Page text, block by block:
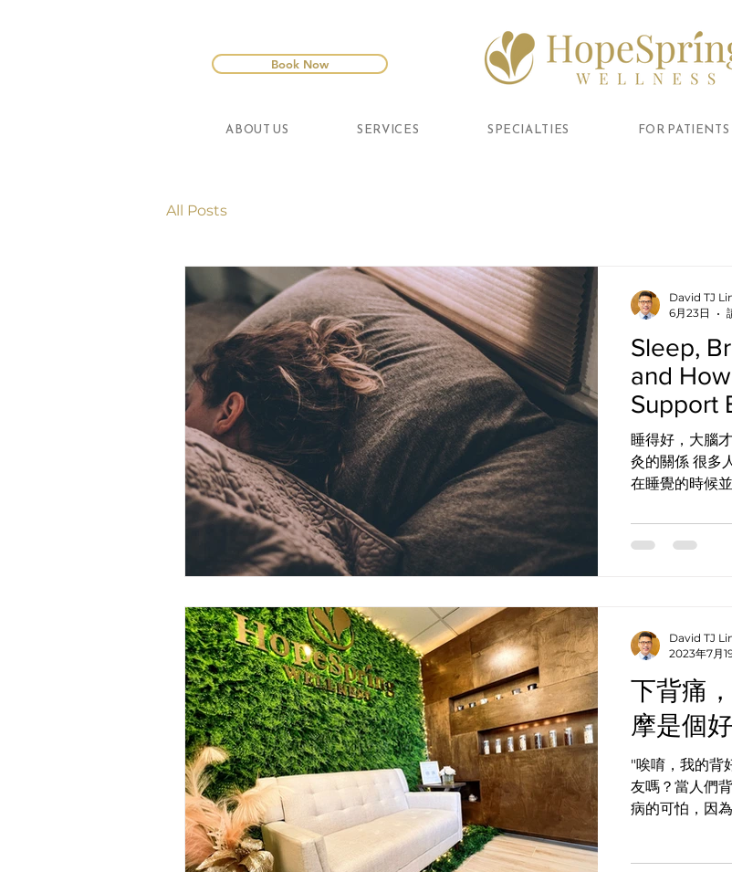
Book Now
ABOUT US SERVICES SPECIALTIES FOR PATIENTS
All Posts
Sleep,
and
Support
睡得好，大腦
灸的關係 很多
在睡覺的時候
幫助清除白天
天比較有精神
和排水系統。
胞之間的液體
的代謝廢物。
層睡眠時，可
老鼠睡覺時，
觀察到，在深
的流動會互相
的睡眠對大腦
David TJ
6月23日
下背痛
摩是個
"唉唷，我的背
友嗎？當人們
病的可怕，因
David TJ
2023年7月